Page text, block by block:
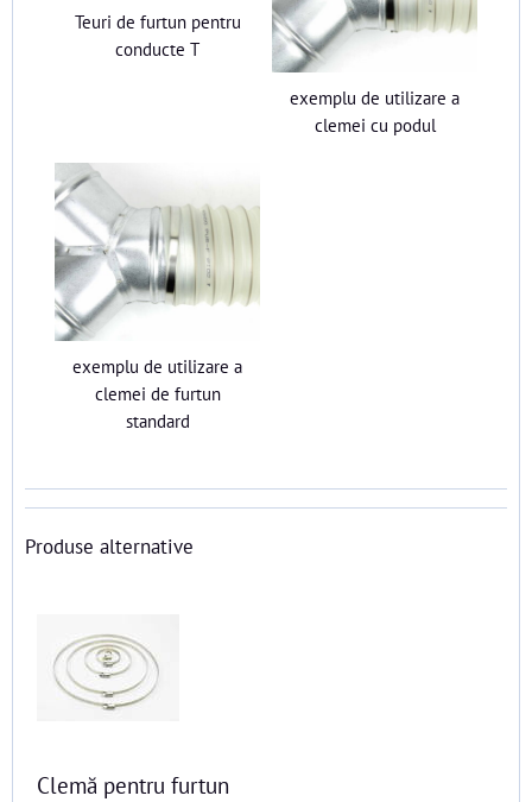
Teuri de furtun pentru
conducte T
exemplu de utilizare a
clemei cu podul
exemplu de utilizare a
clemei de furtun
standard
Produse alternative
Clemă pentru furtun